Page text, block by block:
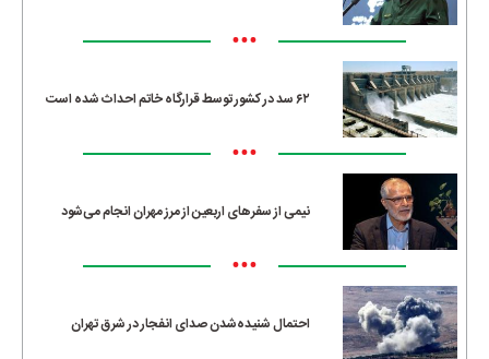
•••
۶۲ سد در کشور توسط قرارگاه خاتم احداث شده است
•••
نیمی از سفرهای اربعین از مرز مهران انجام می‌شود
•••
احتمال شنیده‌شدن صدای انفجار در شرق تهران